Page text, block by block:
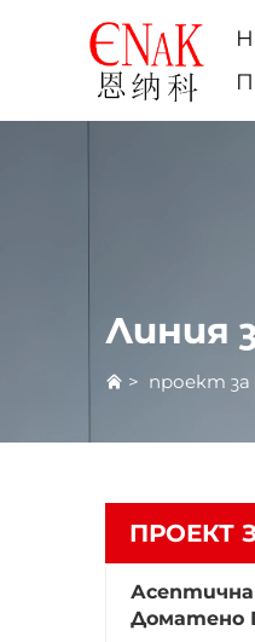
Линия
> проект
ПРОЕКТ
ОТ
Доматено